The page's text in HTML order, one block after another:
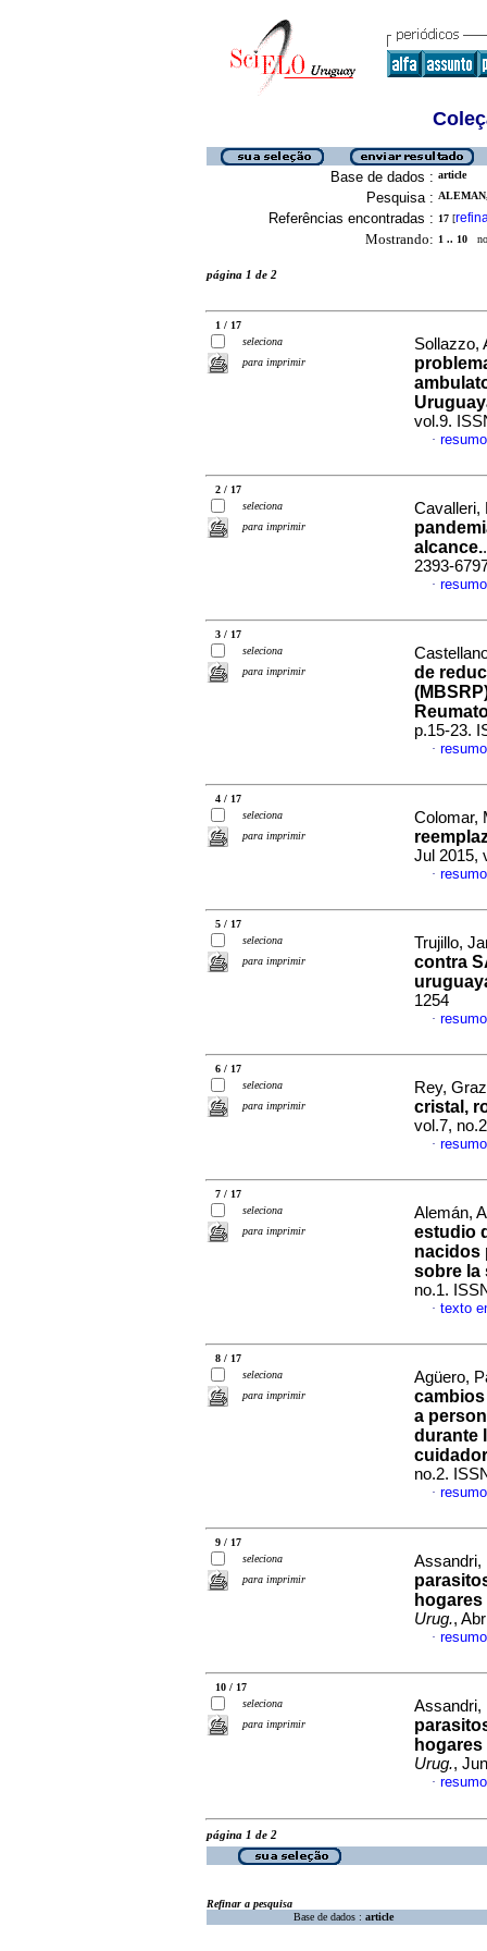
Base de dados : article
Pesquisa :
Referências encontradas : 17 [
Mostrando: 1 .. 10
página 1 de 2
1 / 17
seleciona
para imprimir
Sollazzo,
vol.9.
·
2 / 17
seleciona
para imprimir
Cavalleri,
alcance.
2393-
·
3 / 17
seleciona
para imprimir
de
p.15-23.
·
4 / 17
seleciona
para imprimir
Colomar,
Jul 2015,
·
5 / 17
seleciona
para imprimir
Trujillo,
contra
1254
·
6 / 17
seleciona
para imprimir
Rey,
cristal,
vol.7,
·
7 / 17
seleciona
para imprimir
Alemán,
estudio
nacidos
sobre la
no.1.
· texto
8 / 17
seleciona
para imprimir
Agüero,
a
durante
no.2.
·
9 / 17
seleciona
para imprimir
Assandri,
Urug.,
·
10 / 17
seleciona
para imprimir
Assandri,
Urug.,
·
página 1 de 2
Refinar a pesquisa
Base de dados : article